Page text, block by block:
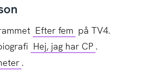
Efter fem på TV4.
Hej, jag har CP .
.